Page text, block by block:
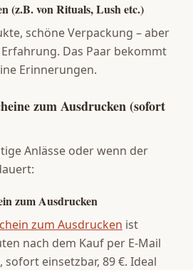
(z.B. von Rituals, Lush etc.)
schöne Verpackung – aber
Das Paar bekommt
Erinnerungen.
zum Ausdrucken (sofort
Anlässe oder wenn der
zum Ausdrucken
zum Ausdrucken ist
nach dem Kauf per E-Mail
sofort einsetzbar, 89 €. Ideal